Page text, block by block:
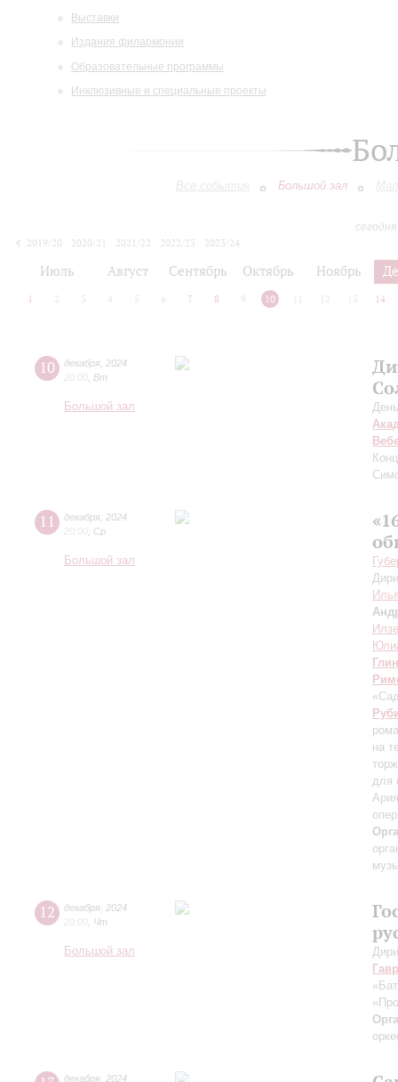
Выставки
Издания филармонии
Образовательные программы
Инклюзивные и специальные проекты
Все события Большой зал
2019/20
2020/21 2021/22 2022/23
2023/24
Июль Август Сентябрь Октябрь Ноябрь
1 2 3 4 5 6 7 8 9 10 12 13 14
10 декабря 2024
20:00 Вт
Большой зал
11 декабря 2024
20:00 Ср
Большой зал
на
для
12 декабря 2024
20:00 Чт
Большой зал
декабря 2024